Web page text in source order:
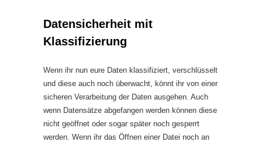
Datensicherheit mit
Klassifizierung
Wenn ihr nun eure Daten klassifiziert, verschlüsselt
und diese auch noch überwacht, könnt ihr von einer
sicheren Verarbeitung der Daten ausgehen. Auch
wenn Datensätze abgefangen werden können diese
nicht geöffnet oder sogar später noch gesperrt
werden. Wenn ihr das Öffnen einer Datei noch an